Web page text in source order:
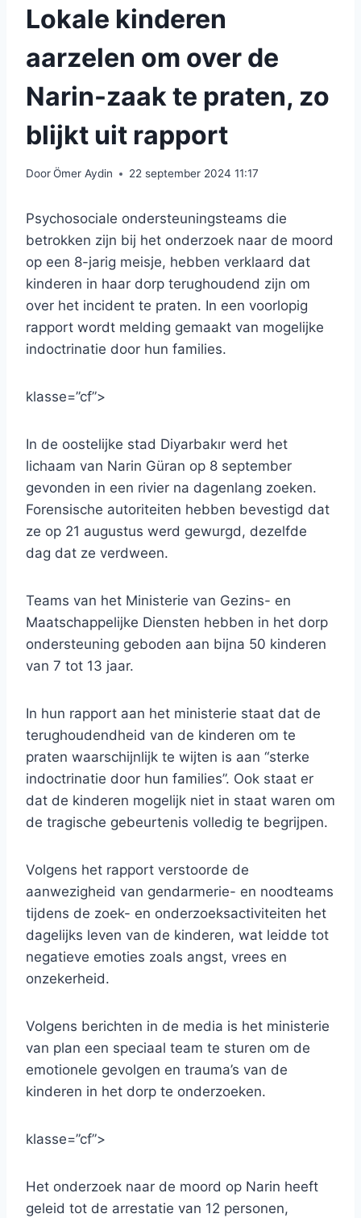
Lokale kinderen
aarzelen om over de
Narin-zaak te praten, zo
blijkt uit rapport
DoorÖmer Aydin 22 september 2024 11:17
Psychosociale ondersteuningsteams die
betrokken zijn bij het onderzoek naar de moord
op een 8-jarig meisje, hebben verklaard dat
kinderen in haar dorp terughoudend zijn om
over het incident te praten. In een voorlopig
rapport wordt melding gemaakt van mogelijke
indoctrinatie door hun families.
klasse=”cf”>
In de oostelijke stad Diyarbakır werd het
lichaam van Narin Güran op 8 september
gevonden in een rivier na dagenlang zoeken.
Forensische autoriteiten hebben bevestigd dat
ze op 21 augustus werd gewurgd, dezelfde
dag dat ze verdween.
Teams van het Ministerie van Gezins- en
Maatschappelijke Diensten hebben in het dorp
ondersteuning geboden aan bijna 50 kinderen
van 7 tot 13 jaar.
In hun rapport aan het ministerie staat dat de
terughoudendheid van de kinderen om te
praten waarschijnlijk te wijten is aan “sterke
indoctrinatie door hun families”. Ook staat er
dat de kinderen mogelijk niet in staat waren om
de tragische gebeurtenis volledig te begrijpen.
Volgens het rapport verstoorde de
aanwezigheid van gendarmerie- en noodteams
tijdens de zoek- en onderzoeksactiviteiten het
dagelijks leven van de kinderen, wat leidde tot
negatieve emoties zoals angst, vrees en
onzekerheid.
Volgens berichten in de media is het ministerie
van plan een speciaal team te sturen om de
emotionele gevolgen en trauma’s van de
kinderen in het dorp te onderzoeken.
klasse=”cf”>
Het onderzoek naar de moord op Narin heeft
geleid tot de arrestatie van 12 personen,